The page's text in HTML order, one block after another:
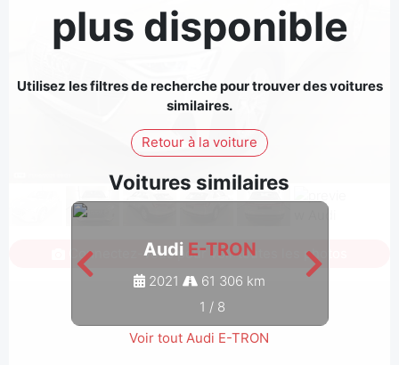
plus disponible
Utilisez les filtres de recherche pour trouver des voitures
similaires.
Retour à la voiture
Voitures similaires
Audi E-TRON
2021
61 306 km
1 / 8
Voir tout Audi E-TRON
Connectez-vous pour voir toutes les photos